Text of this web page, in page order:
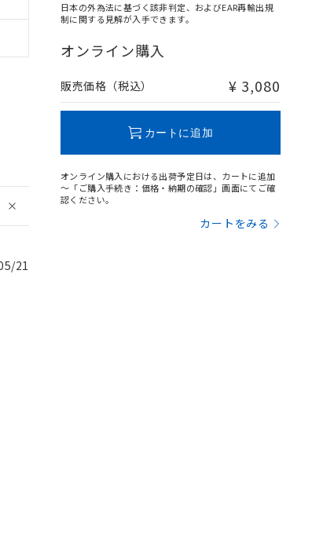
21
日本の外為法に基づく該非判定、およびEAR再輸出規
制に関する見解が入手できます。
オンライン購入
販売価格（税込） ¥ 3,080
カートに追加
オンライン購入における出荷予定日は、カートに追加
～「ご購入手続き：価格・納期の確認」画面にてご確
認ください。
カートをみる